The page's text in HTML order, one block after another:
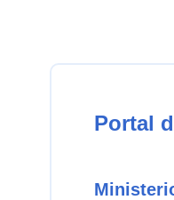
Portal